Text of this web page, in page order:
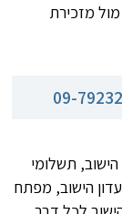
מזכירת
תשלומי
הישוב, מפתח